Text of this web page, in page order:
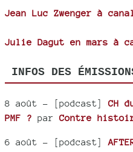
Jean Luc Zwenger à
Julie Dagut en mars à
INFOS DES
8 août - [podcast]CH
PMF ? parContre
6 août - [podcast]